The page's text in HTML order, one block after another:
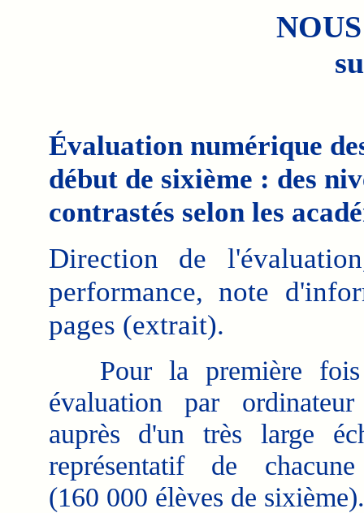
Évaluation numérique
début de sixième : des
contrastés selon les
Direction de
performance, note
pages (extrait).
Pour la première fois
évaluation par
auprès d'un très large
représentatif de
(160 000 élèves de sixième).